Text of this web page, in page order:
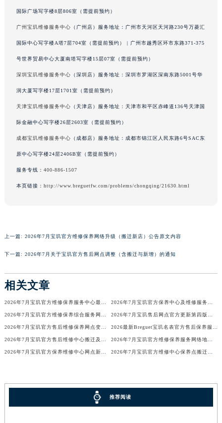
广东省梅州市梅江区金燕大道宝玑售后服务中心（需提前预约）
广东省清远市清城区湖西路宝玑售后服务中心（需提前预约）
广东省阳江市江城区东风一路宝玑售后服务中心（需提前预约）
广东省云浮市云城区金山路宝玑售后服务中心（需提前预约）
广东省湛江市赤坎区观海北路宝玑售后服务中心（需提前预约）
广东省肇庆市端州区信安大道与砚都大道交汇处宝玑售后服务中心（需提前预约）
广西壮族自治区柳州市城中区中山中路宝玑售后服务中心（需提前预约）
广西壮族自治区梧州市万秀区龙湖镇高旺路宝玑售后服务中心（需提前预约）
广西壮族自治区玉林市玉州区金玉路宝玑售后服务中心（需提前预约）
海南省儋州市儋州市那大镇兰洋北路宝玑售后服务中心（需提前预约）
海南省东方市八所镇解放西路宝玑售后服务中心（需提前预约）
海南省三亚市吉阳区迎宾路宝玑售后服务中心（需提前预约）
海南省万宁市万城镇解放路宝玑售后服务中心（需提前预约）
国际广场写字楼8层806室（需提前预约）
广州宝玑维修服务中心 （广州店）服务地址：广州市天河区天河路230号万菱汇
国际中心写字楼A塔7层704室（需提前预约） | 广州市越秀区环市东路371-375
号世界贸易中心大厦南塔写字楼15层07室（需提前预约）
深圳宝玑维修服务中心 （深圳店）服务地址：深圳市罗湖区深南东路5001号华
润大厦写字楼17层1701室（需提前预约）
天津宝玑维修服务中心 （天津店）服务地址：天津市和平区赤峰道136号天津国
际金融中心写字楼26层2603室（需提前预约）
成都宝玑维修服务中心 （成都店）服务地址：成都市锦江区人民东路6号SAC东
原中心写字楼24层2406B室（需提前预约）
服务专线： 400-886-1507
本页链接： http://www.breguetfw.com/problems/chongqing/21630.html
上一篇: 2026年7月宝玑官方维修保养网络升级（搬迁新店）公告原文内容
下一篇: 2026年7月关于宝玑官方售后网点调整（含搬迁与新增）的通知
相关文章
2026年7月宝玑官方维修保养服务中心最终搬迁与新设点确认通告最终定稿确认 2026年7月宝玑官方保养中心及维修服务点变动补充记录文档发布
2026年7月宝玑官方维修保养综合服务网迁址及新增网点补充速报文件定稿 2026年7月宝玑售后网点官方更新第四版（含搬迁与新开店）
2026年7月宝玑官方售后维修保养网点变动简明补充最终手册文件内容公示 2026最新Breguet宝玑名表官方售后保养服务点地址考察报告
2026年7月宝玑官方售后维修中心搬迁及保养点新开补充通知原文 2026年7月宝玑官方维修保养服务网络地图补充更新（迁址新增）
2026年7月宝玑官方保养维修中心网点新增及迁址补充确认终稿 2026年7月宝玑官方维修中心保养点搬迁及新增网点正式公告原文对外公布
推荐阅读